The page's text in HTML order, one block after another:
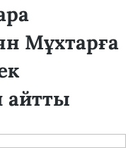
Мұхтарға
айтты